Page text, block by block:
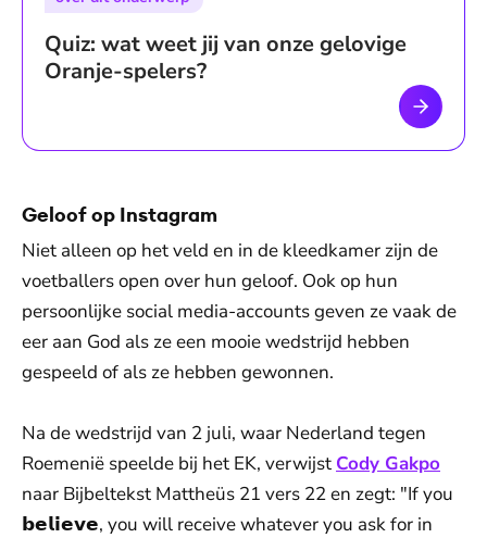
Quiz: wat weet jij van onze gelovige
Oranje-spelers?
Geloof op Instagram
Niet alleen op het veld en in de kleedkamer zijn de
voetballers open over hun geloof. Ook op hun
persoonlijke social media-accounts geven ze vaak de
eer aan God als ze een mooie wedstrijd hebben
gespeeld of als ze hebben gewonnen.
Na de wedstrijd van 2 juli, waar Nederland tegen
Roemenië speelde bij het EK, verwijst Cody Gakpo
naar Bijbeltekst Mattheüs 21 vers 22 en zegt: "If you
𝗯𝗲𝗹𝗶𝗲𝘃𝗲, you will receive whatever you ask for in